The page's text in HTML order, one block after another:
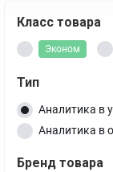
Класс товара
Эконом
Тип
Аналитика в
Аналитика в
Бренд товара